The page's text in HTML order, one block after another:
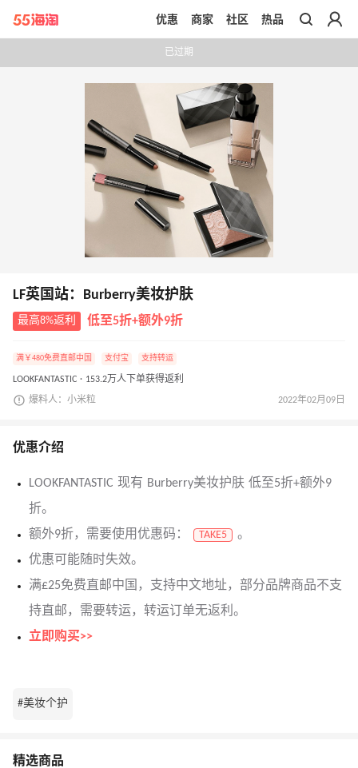
带你去官网买正品
优惠 商家 社区 热品
已过期
LF英国站：Burberry美妆护肤
最高8%返利 低至5折+额外9折
满￥480免费直邮中国 支付宝 支持转运
LOOKFANTASTIC · 153.2万人下单获得返利
爆料人：小米粒 2022年02月09日
优惠介绍
LOOKFANTASTIC 现有 Burberry美妆护肤 低至5折+额外9
折。
额外9折，需要使用优惠码：
TAKE5
。
优惠可能随时失效。
满£25免费直邮中国，支持中文地址，部分品牌商品不支
持直邮，需要转运，转运订单无返利。
立即购买>>
#美妆个护
精选商品